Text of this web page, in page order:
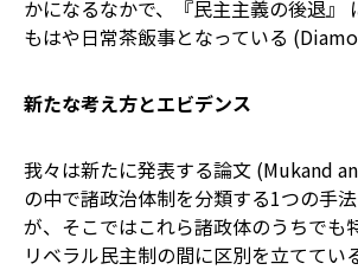
かになるなかで、『民主主義の後退』
もはや日常茶飯事となっている
新たな考え方とエビデンス
我々は新たに発表する論文 (Mukand
の中で諸政治体制を分類する1つの手
が、そこではこれら諸政体のうちでも
リベラル民主制の間に区別を立ててい